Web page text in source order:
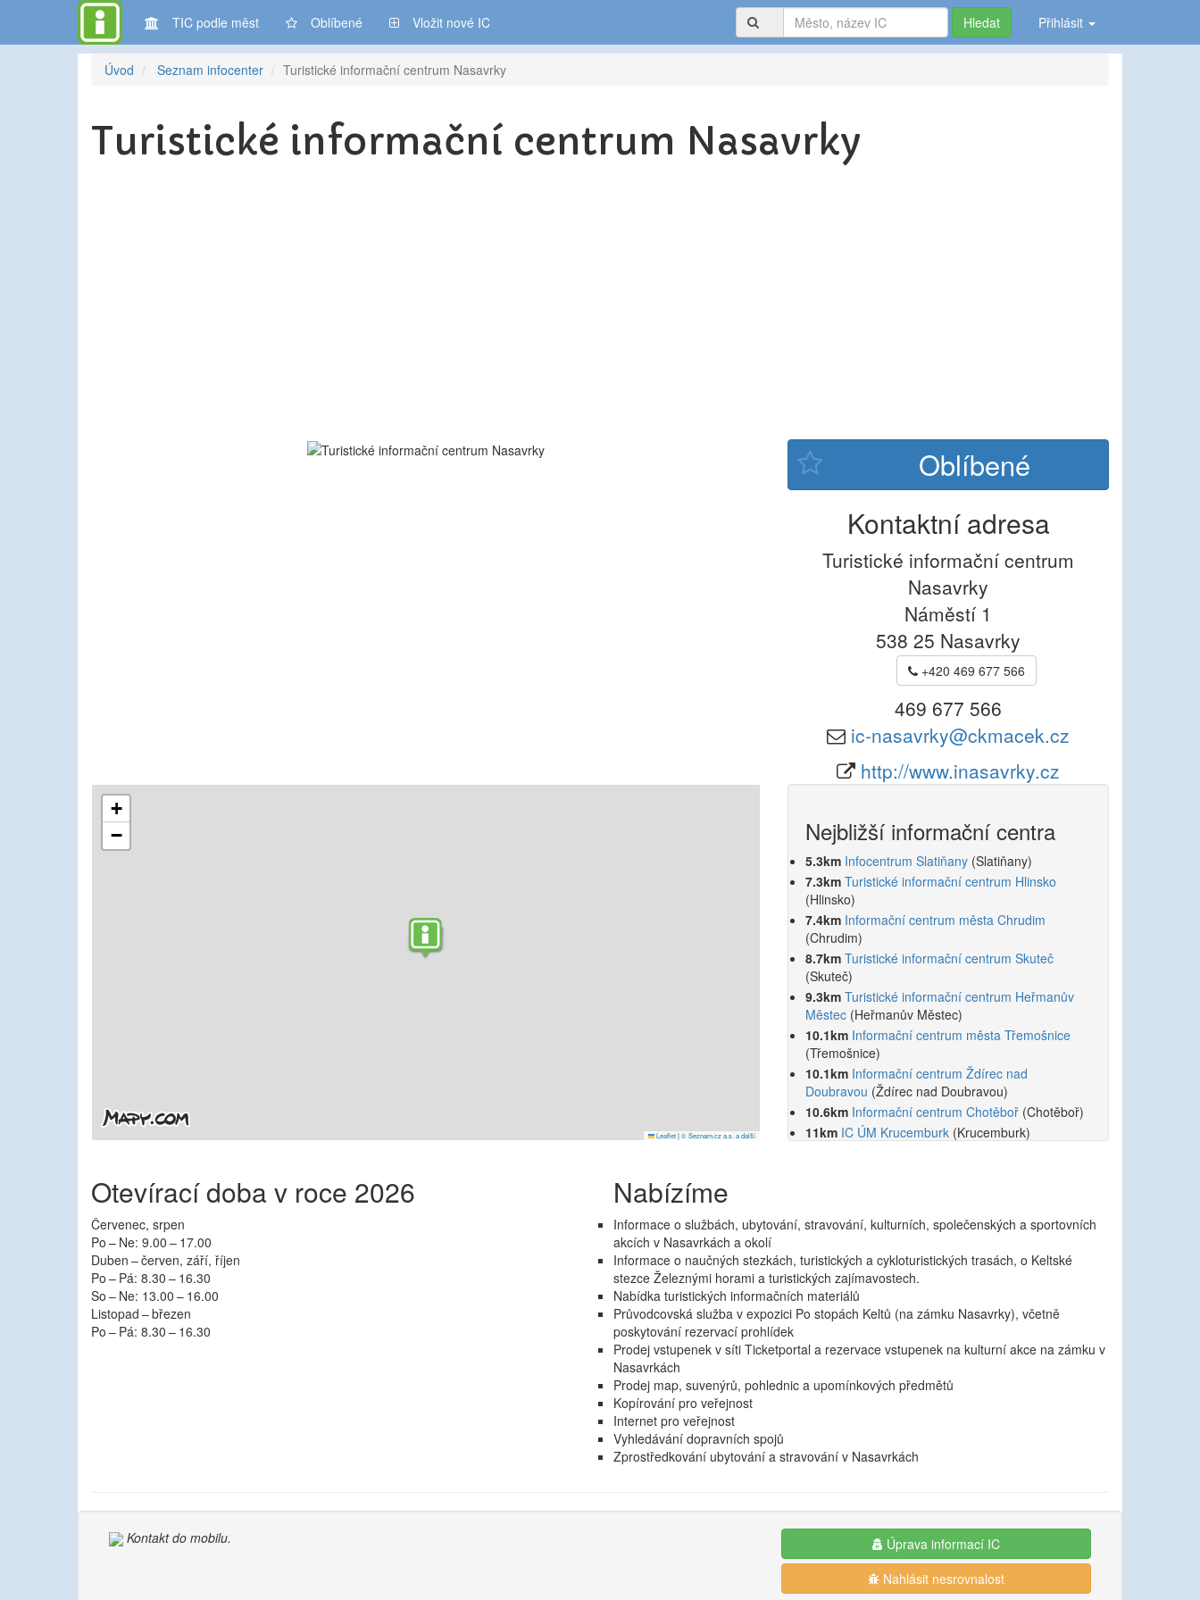
TIC podle měst Oblíbené Vložit nové IC Hledat Přihlásit
Úvod Seznam infocenter Turistické informační centrum Nasavrky
Turistické informační centrum Nasavrky
Kontaktní adresa
Turistické informační centrum
Nasavrky
Náměstí 1
538 25 Nasavrky
+420 469 677 566
469 677 566
ic-nasavrky@ckmacek.cz
http://www.inasavrky.cz
+
−
Leaflet|© Seznam.cz a.s. a další
Nejbližší informační centra
5.3km Infocentrum Slatiňany (Slatiňany)
7.3km Turistické informační centrum Hlinsko
(Hlinsko)
7.4km Informační centrum města Chrudim
(Chrudim)
8.7km Turistické informační centrum Skuteč
(Skuteč)
9.3km Turistické informační centrum Heřmanův
Městec (Heřmanův Městec)
10.1km Informační centrum města Třemošnice
(Třemošnice)
10.1km Informační centrum Ždírec nad
Doubravou (Ždírec nad Doubravou)
10.6km Informační centrum Chotěboř (Chotěboř)
11km IC ÚM Krucemburk (Krucemburk)
Otevírací doba v roce 2026
Červenec, srpen
Po – Ne: 9.00 – 17.00
Duben – červen, září, říjen
Po – Pá: 8.30 – 16.30
So – Ne: 13.00 – 16.00
Listopad – březen
Po – Pá: 8.30 – 16.30
Nabízíme
Informace o službách, ubytování, stravování, kulturních, společenských a sportovních
akcích v Nasavrkách a okolí
Informace o naučných stezkách, turistických a cykloturistických trasách, o Keltské
stezce Železnými horami a turistických zajímavostech.
Nabídka turistických informačních materiálů
Průvodcovská služba v expozici Po stopách Keltů (na zámku Nasavrky), včetně
poskytování rezervací prohlídek
Prodej vstupenek v síti Ticketportal a rezervace vstupenek na kulturní akce na zámku v
Nasavrkách
Prodej map, suvenýrů, pohlednic a upomínkových předmětů
Kopírování pro veřejnost
Internet pro veřejnost
Vyhledávání dopravních spojů
Zprostředkování ubytování a stravování v Nasavrkách
Kontakt do mobilu.
Úprava informací IC
Nahlásit nesrovnalost